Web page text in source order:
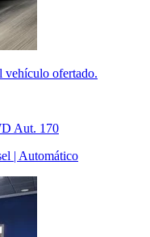
vehículo ofertado.
Aut. 170
| Automático